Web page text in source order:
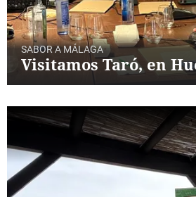
SABOR A MÁLAGA
Visitamos Taró, en